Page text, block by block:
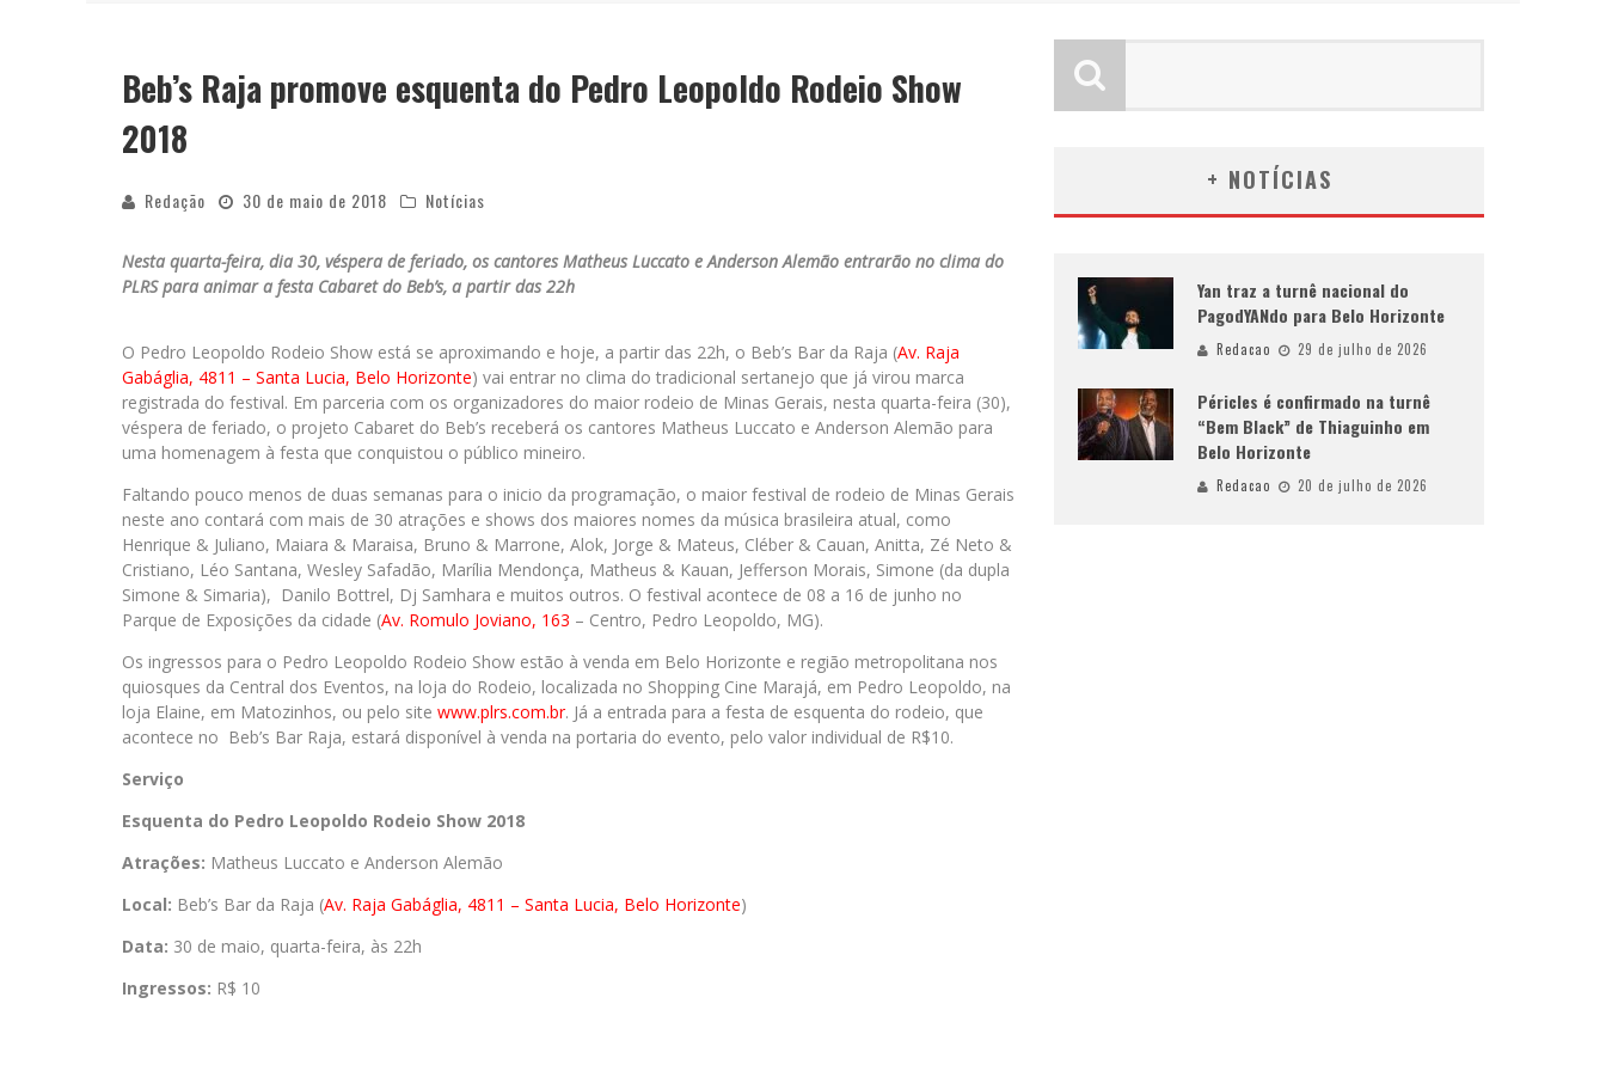
YAN TRAZ A TURNÊ NACIONAL DO PAGODYANDO PARA BELO HORIZONTE
Beb’s Raja promove esquenta do Pedro Leopoldo Rodeio Show
2018
Redação 30 de maio de 2018 Notícias
Nesta quarta-feira, dia 30, véspera de feriado, os cantores Matheus Luccato e Anderson Alemão entrarão no clima do
PLRS para animar a festa Cabaret do Beb’s, a partir das 22h
O Pedro Leopoldo Rodeio Show está se aproximando e hoje, a partir das 22h, o Beb’s Bar da Raja (Av. Raja
Gabáglia, 4811 – Santa Lucia, Belo Horizonte) vai entrar no clima do tradicional sertanejo que já virou marca
registrada do festival. Em parceria com os organizadores do maior rodeio de Minas Gerais, nesta quarta-feira (30),
véspera de feriado, o projeto Cabaret do Beb’s receberá os cantores Matheus Luccato e Anderson Alemão para
uma homenagem à festa que conquistou o público mineiro.
Faltando pouco menos de duas semanas para o inicio da programação, o maior festival de rodeio de Minas Gerais
neste ano contará com mais de 30 atrações e shows dos maiores nomes da música brasileira atual, como
Henrique & Juliano, Maiara & Maraisa, Bruno & Marrone, Alok, Jorge & Mateus, Cléber & Cauan, Anitta, Zé Neto &
Cristiano, Léo Santana, Wesley Safadão, Marília Mendonça, Matheus & Kauan, Jefferson Morais, Simone (da dupla
Simone & Simaria), Danilo Bottrel, Dj Samhara e muitos outros. O festival acontece de 08 a 16 de junho no
Parque de Exposições da cidade (Av. Romulo Joviano, 163 – Centro, Pedro Leopoldo, MG).
Os ingressos para o Pedro Leopoldo Rodeio Show estão à venda em Belo Horizonte e região metropolitana nos
quiosques da Central dos Eventos, na loja do Rodeio, localizada no Shopping Cine Marajá, em Pedro Leopoldo, na
loja Elaine, em Matozinhos, ou pelo site www.plrs.com.br. Já a entrada para a festa de esquenta do rodeio, que
acontece no Beb’s Bar Raja, estará disponível à venda na portaria do evento, pelo valor individual de R$10.
Serviço
Esquenta do Pedro Leopoldo Rodeio Show 2018
Atrações: Matheus Luccato e Anderson Alemão
Local: Beb’s Bar da Raja (Av. Raja Gabáglia, 4811 – Santa Lucia, Belo Horizonte)
Data: 30 de maio, quarta-feira, às 22h
Ingressos: R$ 10
+ NOTÍCIAS
Yan traz a turnê nacional do
PagodYANdo para Belo Horizonte
Redacao 29 de julho de 2026
Péricles é confirmado na turnê
“Bem Black” de Thiaguinho em
Belo Horizonte
Redacao 20 de julho de 2026